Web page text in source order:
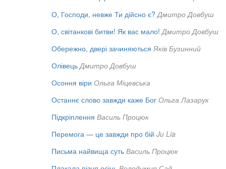
О, Господи, невже Ти дійсно є? Дмитро Довбуш
О, світанкові битви! Як вас мало! Дмитро Довбуш
Обережно, двері зачиняються Яків Бузинний
Олівець Дмитро Довбуш
Осоння віри Ольга Міцевська
Останнє слово завжди каже Бог Ольга Лазарук
Підкріплення Василь Процюк
Перемога — це завжди про бій Ju Lia
Письма найвища суть Василь Процюк